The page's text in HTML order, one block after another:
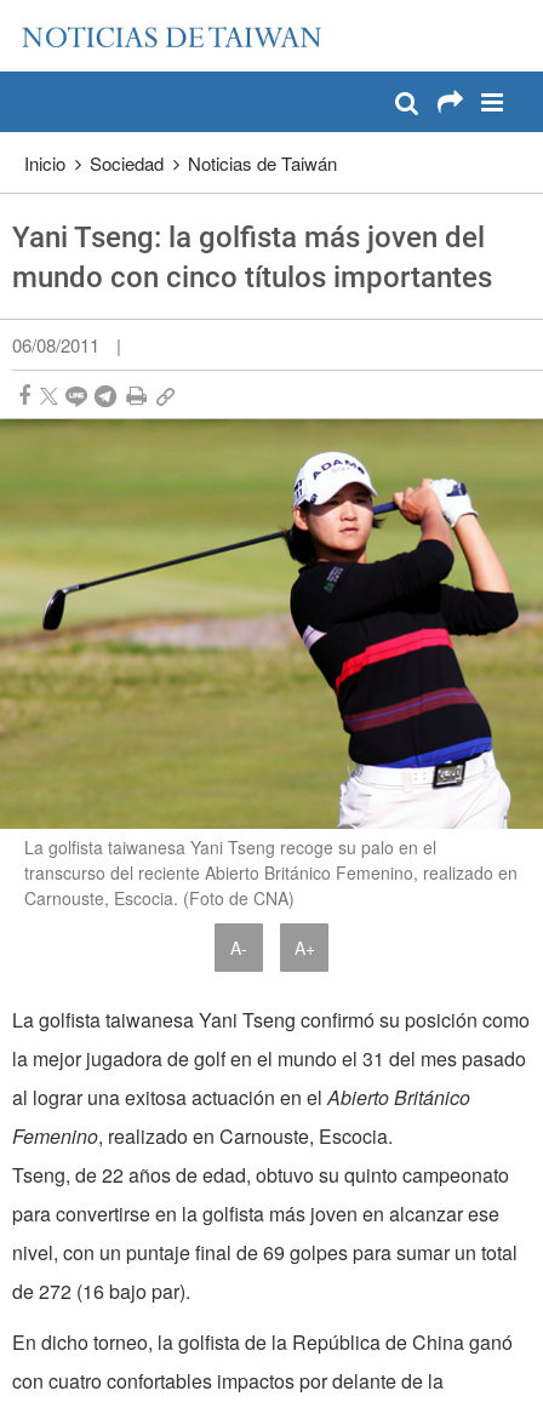
Pase a contenido principal
Inicio Sociedad Noticias de Taiwán
Yani Tseng: la golfista más joven del
mundo con cinco títulos importantes
06/08/2011 |
La golfista taiwanesa Yani Tseng recoge su palo en el
transcurso del reciente Abierto Británico Femenino, realizado en
Carnouste, Escocia. (Foto de CNA)
A- A+
La golfista taiwanesa Yani Tseng confirmó su posición como
la mejor jugadora de golf en el mundo el 31 del mes pasado
al lograr una exitosa actuación en elAbierto Británico
Femenino, realizado en Carnouste, Escocia.
Tseng, de 22 años de edad, obtuvo su quinto campeonato
para convertirse en la golfista más joven en alcanzar ese
nivel, con un puntaje final de 69 golpes para sumar un total
de 272 (16 bajo par).
En dicho torneo, la golfista de la República de China ganó
con cuatro confortables impactos por delante de la